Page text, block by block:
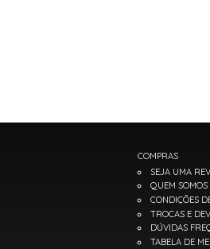
COMPRAS
SEJA UMA
QUEM SOMOS
CONDIÇÕES
TROCAS E
DÚVIDAS
TABELA DE